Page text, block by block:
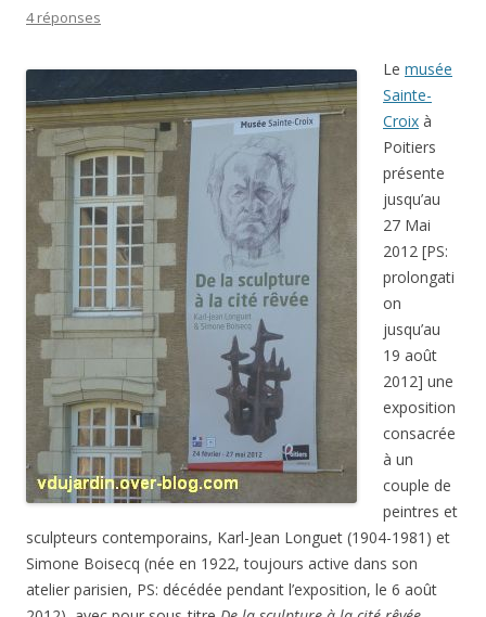
4 réponses
Le musée
Sainte-
Croix à
Poitiers
présente
jusqu’au
27 Mai
2012 [PS:
prolongati
on
jusqu’au
19 août
2012] une
exposition
consacrée
à un
couple de
peintres et
sculpteurs contemporains, Karl-Jean Longuet (1904-1981) et
Simone Boisecq (née en 1922, toujours active dans son
atelier parisien, PS: décédée pendant l’exposition, le 6 août